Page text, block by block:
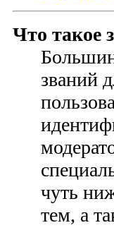
Что такое
званий
чуть
тем, а